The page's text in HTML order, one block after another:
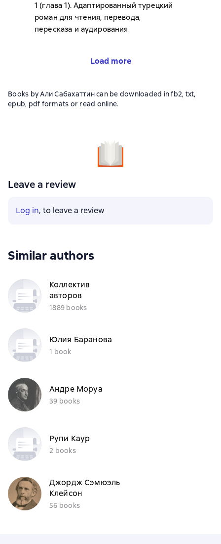
1 (глава 1). Адаптированный турецкий
роман для чтения, перевода,
пересказа и аудирования
Load more
Books by Али Сабахаттин can be downloaded in fb2, txt,
epub, pdf formats or read online.
Leave a review
Log in, to leave a review
Similar authors
Коллектив
авторов
1889 books
Юлия Баранова
1 book
Андре Моруа
39 books
Рупи Каур
2 books
Джордж Сэмюэль
Клейсон
56 books